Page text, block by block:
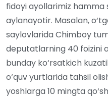
fidoyi ayollarimiz
aylanayotir. Masalan,
saylovlarida Chimboy
deputatlarning 40 foizini
bunday ko‘rsatkich
o‘quv yurtlarida tahsil
yoshlarga 10 mingta